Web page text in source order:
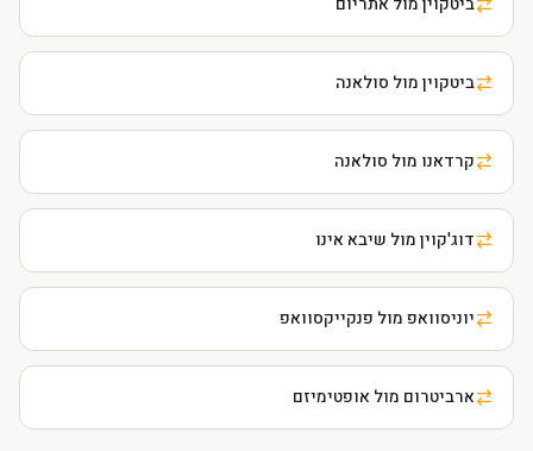
ביטקוין מול סולאנה
קרדאנו מול סולאנה
דוג'קוין מול שיבא אינו
יוניסוואפ מול פנקייקסוואפ
ארביטרום מול אופטימיזם